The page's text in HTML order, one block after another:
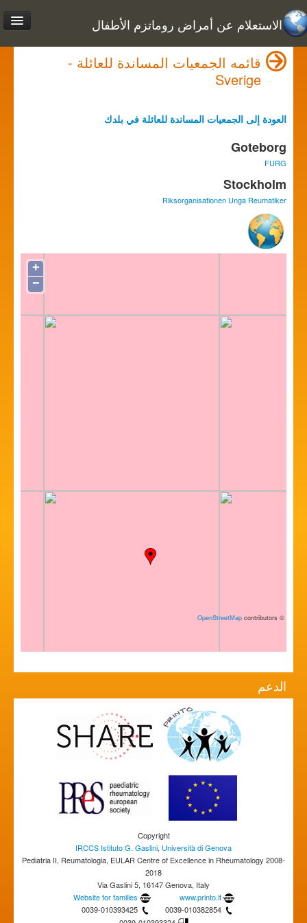
الاستعلام عن أمراض روماتزم الأطفال
قائمه الجمعيات المساندة للعائلة -
Sverige
العودة إلى الجمعيات المساندة للعائلة في بلدك
Goteborg
FURG
Stockholm
Riksorganisationen Unga Reumatiker
+
−
©
OpenStreetMap contributors
الدعم
Copyright
IRCCS Istituto G. Gaslini, Università di Genova
Pediatria II, Reumatologia, EULAR Centre of Excellence in Rheumatology 2008-
2018
Via Gaslini 5, 16147 Genova, Italy
www.printo.it
Website for families
0039-010382854
0039-010393425